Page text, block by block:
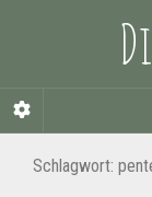
Schlagwort: